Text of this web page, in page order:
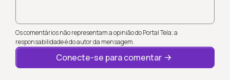
Os comentários não representam a opinião do Portal Tela; a
responsabilidade é do autor da mensagem.
Conecte-se para comentar